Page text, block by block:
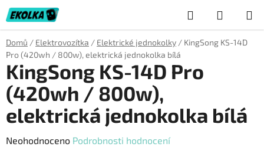
Přejít
na
obsah
Hledat
KOŠÍK
Domů / Elektrovozítka / Elektrické jednokolky / KingSong KS-14D
Pro (420wh / 800w), elektrická jednokolka bílá
KingSong KS-14D Pro
(420wh / 800w),
elektrická jednokolka bílá
Průměrné
Neohodnoceno Podrobnosti hodnocení